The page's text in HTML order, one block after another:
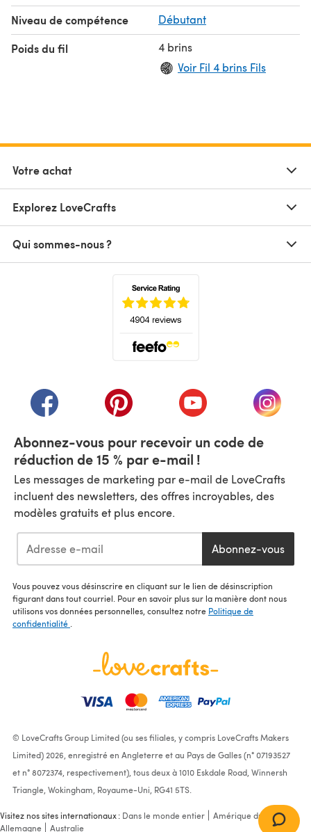
Niveau de compétence Débutant
Poids du fil
4 brins
Voir Fil 4 brins Fils
Votre achat
Explorez LoveCrafts
Qui sommes-nous ?
(s'ouvre dans un nouvel onglet)
(s'ouvre dans un nouvel onglet)
(s'ouvre dans un(s'ouvre
Abonnez-vous pour recevoir un code de
réduction de 15 % par e-mail !
Les messages de marketing par e-mail de LoveCrafts
incluent des newsletters, des offres incroyables, des
modèles gratuits et plus encore.
Abonnez-vous
Vous pouvez vous désinscrire en cliquant sur le lien de désinscription
figurant dans tout courriel. Pour en savoir plus sur la manière dont nous
utilisons vos données personnelles, consultez notre Politique de
confidentialité
© LoveCrafts Group Limited (ou ses filiales, y compris LoveCrafts Makers
Limited) 2026, enregistré en Angleterre et au Pays de Galles (n° 07193527
et n° 8072374, respectivement), tous deux à 1010 Eskdale Road, Winnersh
Triangle, Wokingham, Royaume-Uni, RG41 5TS.
Visitez nos sites internationaux : Dans le monde entier
Amérique du Nord
Allemagne
Australie